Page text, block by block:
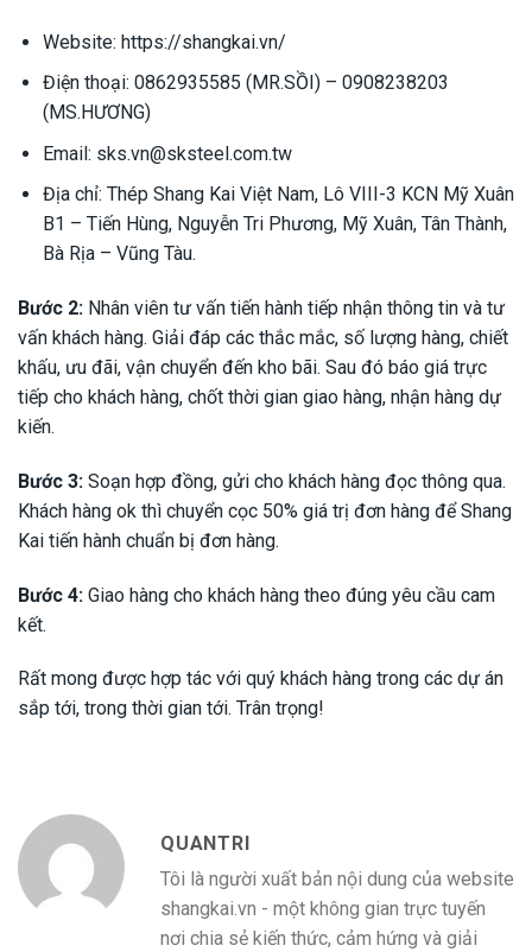
Website: https://shangkai.vn/
Điện thoại: 0862935585 (MR.SỒI) – 0908238203
(MS.HƯƠNG)
Email: sks.vn@sksteel.com.tw
Địa chỉ: Thép Shang Kai Việt Nam, Lô VIII-3 KCN Mỹ Xuân
B1 – Tiến Hùng, Nguyễn Tri Phương, Mỹ Xuân, Tân Thành,
Bà Rịa – Vũng Tàu.
Bước 2: Nhân viên tư vấn tiến hành tiếp nhận thông tin và tư
vấn khách hàng. Giải đáp các thắc mắc, số lượng hàng, chiết
khấu, ưu đãi, vận chuyển đến kho bãi. Sau đó báo giá trực
tiếp cho khách hàng, chốt thời gian giao hàng, nhận hàng dự
kiến.
Bước 3: Soạn hợp đồng, gửi cho khách hàng đọc thông qua.
Khách hàng ok thì chuyển cọc 50% giá trị đơn hàng để Shang
Kai tiến hành chuẩn bị đơn hàng.
Bước 4: Giao hàng cho khách hàng theo đúng yêu cầu cam
kết.
Rất mong được hợp tác với quý khách hàng trong các dự án
sắp tới, trong thời gian tới. Trân trọng!
QUANTRI
Tôi là người xuất bản nội dung của website
shangkai.vn - một không gian trực tuyến
nơi chia sẻ kiến thức, cảm hứng và giải